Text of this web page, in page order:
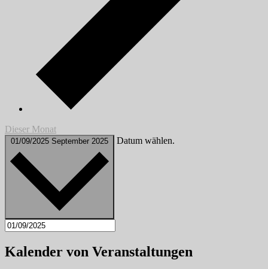
Dieser Monat
01/09/2025 September 2025 Datum wählen.
Kalender von Veranstaltungen